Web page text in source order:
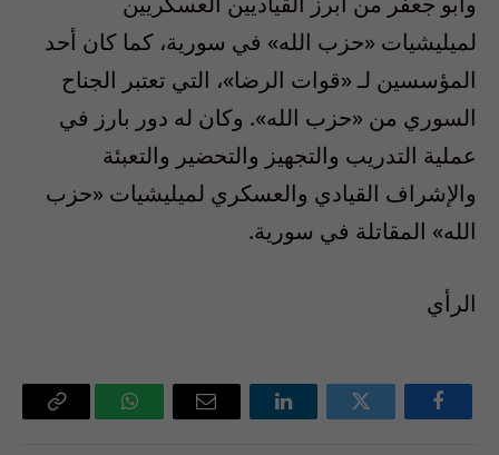
لميليشيات «حزب الله» في سورية، كما كان أحد
المؤسسين لـ «قوات الرضا»، التي تعتبر الجناح
السوري من «حزب الله». وكان له دور بارز في
عملية التدريب والتجهيز والتحضير والتعبئة
والإشراف القيادي والعسكري لميليشيات «حزب
الله» المقاتلة في سورية.
الرأي
فيسبوك تويتر لينكدإن
البريد
واتساب Copy